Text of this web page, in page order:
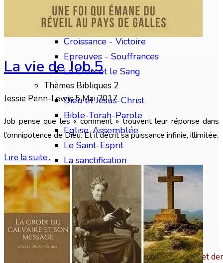
Eschatologie
Apostasie - Séductions
Croissance - Victoire
Epreuves - Souffrances
La Croix et le Sang
Thèmes Bibliques 2
Dieu et Jésus-Christ
Bible-Torah-Parole
Eglise-Assemblée
Le Saint-Esprit
La sanctification
Thèmes Bibliques 3
Familles Chrétiennes
Baptême - Nv. naissance
Intercession - Prière
Éthique chrétienne
« Placez-vous sur les chemins, regardez, et
La vie de Job.5
Jessie Penn-Lewis5 Mai 2017
Job pense que les « comment » trouvent leur réponse dans
l'omnipotence de Dieu. Et il décrit sa puissance infinie, illimitée.
Lire la suite...